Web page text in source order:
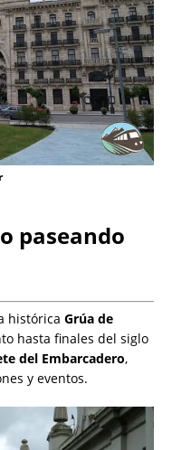
paseando
histórica Grúa de
hasta finales del siglo
del Embarcadero,
y eventos.